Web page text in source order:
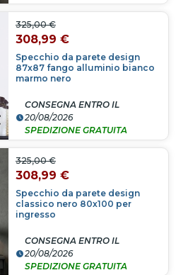
Specchio da parete design
87x87 fango alluminio bianco
marmo nero
325,00 €
308,99 €
CONSEGNA ENTRO IL
20/08/2026
SPEDIZIONE GRATUITA
Specchio da parete design
classico nero 80x100 per
ingresso
325,00 €
308,99 €
CONSEGNA ENTRO IL
20/08/2026
SPEDIZIONE GRATUITA